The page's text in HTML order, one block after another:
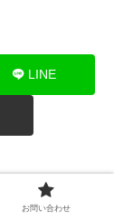
LINE
お問い合わせ